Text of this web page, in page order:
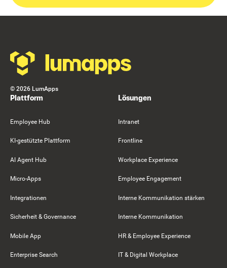
© 2026 LumApps
Plattform
Employee Hub
KI-gestützte Plattform
AI Agent Hub
Micro-Apps
Integrationen
Sicherheit & Governance
Mobile App
Enterprise Search
Lösungen
Intranet
Frontline
Workplace Experience
Employee Engagement
Interne Kommunikation stärken
Interne Kommunikation
HR & Employee Experience
IT & Digital Workplace